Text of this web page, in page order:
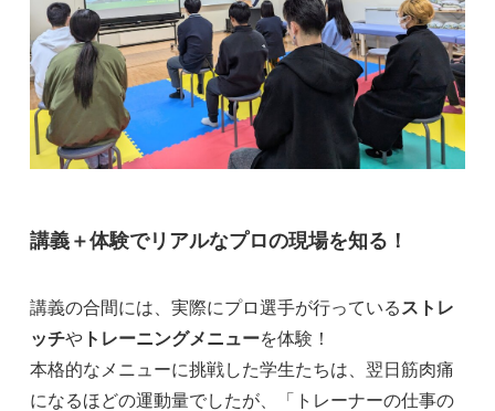
講義＋体験でリアルなプロの現場を知る！
講義の合間には、実際にプロ選手が行っている ストレ
ッチや トレーニングメニューを体験！
本格的なメニューに挑戦した学生たちは、翌日筋肉痛
になるほどの運動量でしたが、「トレーナーの仕事の